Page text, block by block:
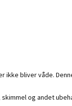
ikke bliver våde.
og andet